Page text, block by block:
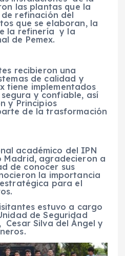
las plantas que la
refinación del
que se elaboran, la
la refinería y la
de Pemex.
recibieron una
de calidad y
tiene implementados
y confiable, así
y Principios
de la trasformación
académico del IPN
Madrid, agradecieron a
de conocer sus
la importancia
para el
estuvo a cargo
de Seguridad
Silva del Ángel y